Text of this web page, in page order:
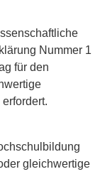
Nummer 1
für den
gleichwertige